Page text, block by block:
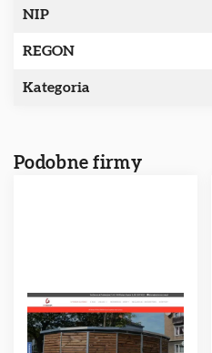
NIP
REGON
Kategoria
Podobne firmy